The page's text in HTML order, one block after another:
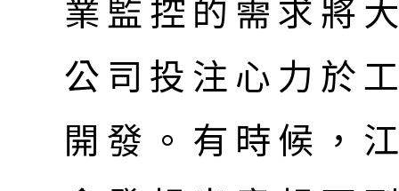
業監控的需求將
公司投注心力於
開發。有時候，